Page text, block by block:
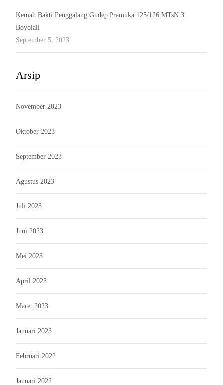
Kemah Bakti Penggalang Gudep Pramuka 125/126 MTsN 3
Boyolali
September 5, 2023
Arsip
November 2023
Oktober 2023
September 2023
Agustus 2023
Juli 2023
Juni 2023
Mei 2023
April 2023
Maret 2023
Januari 2023
Februari 2022
Januari 2022